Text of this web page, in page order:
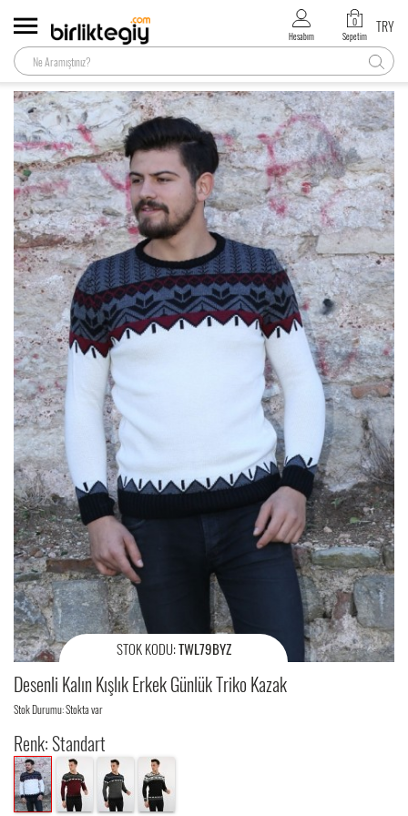
Hesabım
0
Sepetim
TRY
STOK KODU:TWL79BYZ
Desenli Kalın Kışlık Erkek Günlük Triko Kazak
Stok Durumu: Stokta var
Renk: Standart